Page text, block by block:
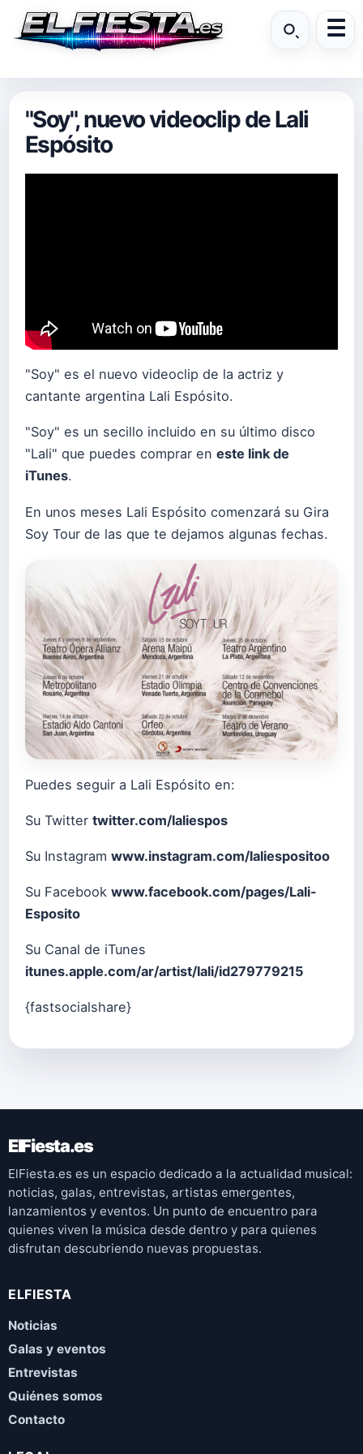
"Soy", nuevo videoclip de Lali
Espósito
"Soy" es el nuevo videoclip de la actriz y
cantante argentina Lali Espósito.
"Soy" es un secillo incluido en su último disco
"Lali" que puedes comprar en este link de
iTunes.
En unos meses Lali Espósito comenzará su Gira
Soy Tour de las que te dejamos algunas fechas.
Puedes seguir a Lali Espósito en:
Su Twitter twitter.com/laliespos
Su Instagram www.instagram.com/laliespositoo
Su Facebook www.facebook.com/pages/Lali-
Esposito
Su Canal de iTunes
itunes.apple.com/ar/artist/lali/id279779215
{fastsocialshare}
ElFiesta.es
ElFiesta.es es un espacio dedicado a la actualidad musical:
noticias, galas, entrevistas, artistas emergentes,
lanzamientos y eventos. Un punto de encuentro para
quienes viven la música desde dentro y para quienes
disfrutan descubriendo nuevas propuestas.
ELFIESTA
Noticias
Galas y eventos
Entrevistas
Quiénes somos
Contacto